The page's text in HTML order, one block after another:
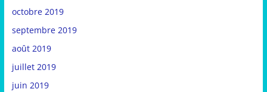
octobre 2019
septembre 2019
août 2019
juillet 2019
juin 2019